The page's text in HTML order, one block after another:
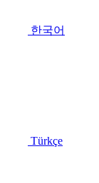
한국어
Türkçe